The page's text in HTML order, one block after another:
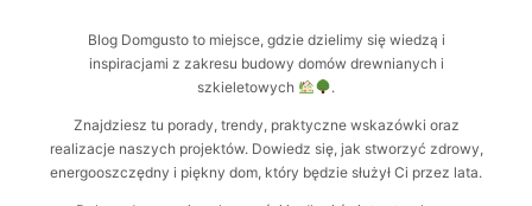
Blog Domgusto to miejsce, gdzie dzielimy się wiedzą i
inspiracjami z zakresu budowy domów drewnianych i
szkieletowych
.
Znajdziesz tu porady, trendy, praktyczne wskazówki oraz
realizacje naszych projektów. Dowiedz się, jak stworzyć zdrowy,
energooszczędny i piękny dom, który będzie służył Ci przez lata.